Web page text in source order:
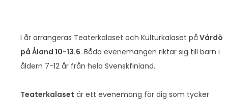
I år arrangeras Teaterkalaset och Kulturkalaset på Vårdö
på Åland 10-13.6. Båda evenemangen riktar sig till barn i
åldern 7-12 år från hela Svenskfinland.
Teaterkalaset är ett evenemang för dig som tycker